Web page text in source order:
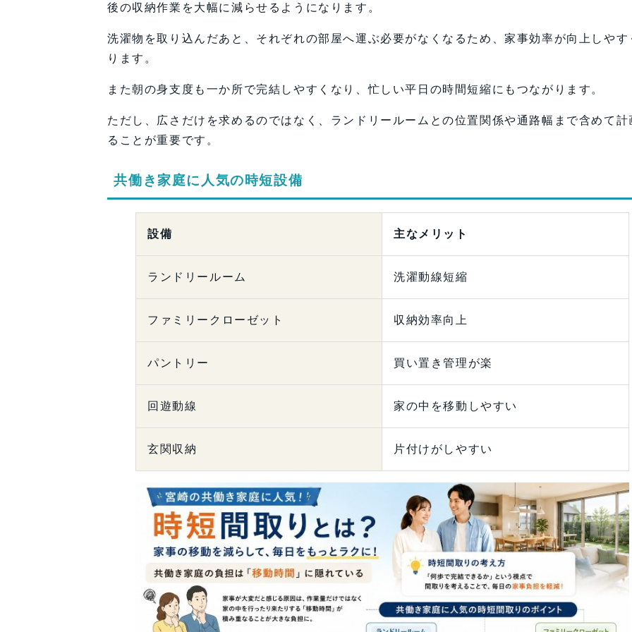
後の収納作業を大幅に減らせるようになります。
洗濯物を取り込んだあと、それぞれの部屋へ運ぶ必要がなくなるため、家事効率が向上しやす
ります。
また朝の身支度も一か所で完結しやすくなり、忙しい平日の時間短縮にもつながります。
ただし、広さだけを求めるのではなく、ランドリールームとの位置関係や通路幅まで含めて計
ることが重要です。
共働き家庭に人気の時短設備
設備 主なメリット
ランドリールーム 洗濯動線短縮
ファミリークローゼット 収納効率向上
パントリー 買い置き管理が楽
回遊動線 家の中を移動しやすい
玄関収納 片付けがしやすい